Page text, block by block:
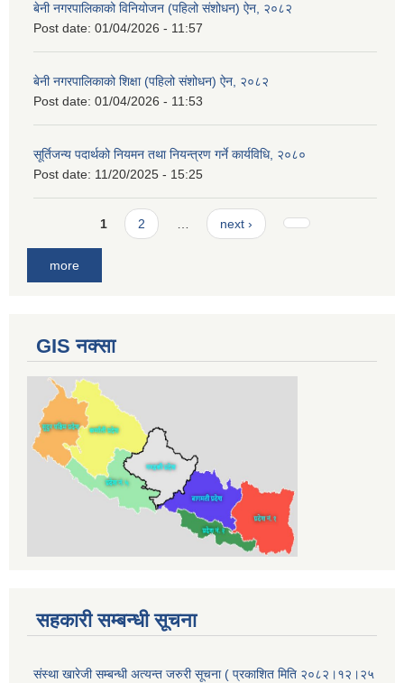
बेनी नगरपालिकाको विनियोजन (पहिलो संशोधन) ऐन, २०८२
Post date: 01/04/2026 - 11:57
बेनी नगरपालिकाको शिक्षा (पहिलो संशोधन) ऐन, २०८२
Post date: 01/04/2026 - 11:53
सूर्तिजन्य पदार्थको नियमन तथा नियन्त्रण गर्ने कार्यविधि, २०८०
Post date: 11/20/2025 - 15:25
Pages1 2 next ›
more
GIS नक्सा
सहकारी सम्बन्धी सूचना
संस्था खारेजी सम्बन्धी अत्यन्त जरुरी सूचना ( प्रकाशित मिति २०८२।१२।२५